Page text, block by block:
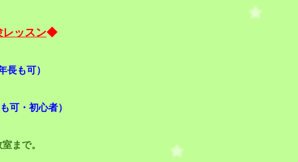
ッスン◆
も可）
可・初心者）
まで。